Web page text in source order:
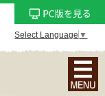
Select Language ▼
ナ
ビ